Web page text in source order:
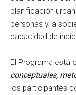
planificación
personas y la
capacidad de
El Programa está
conceptuales,
los participantes